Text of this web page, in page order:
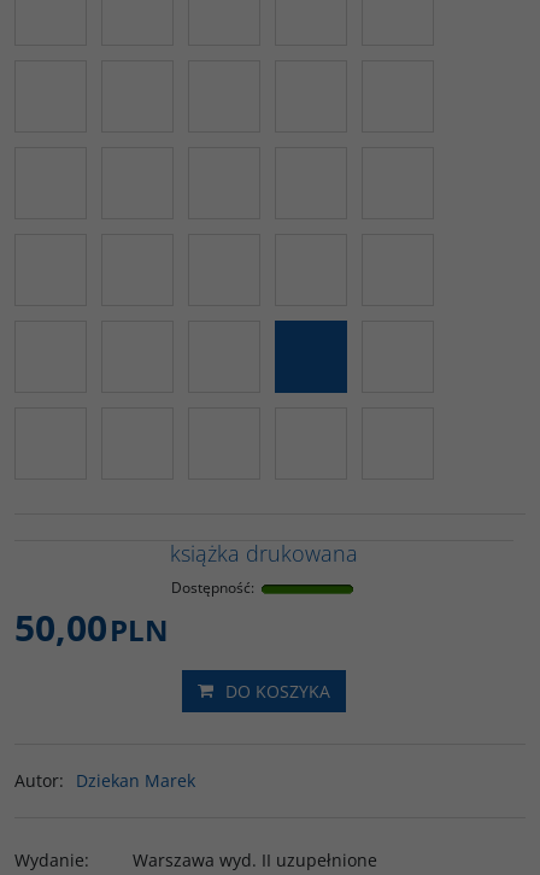
książka drukowana
Dostępność:
50,00PLN
DO KOSZYKA
Autor: Dziekan Marek
Wydanie:
Warszawa wyd. II uzupełnione